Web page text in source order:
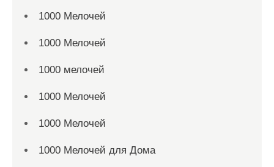
1000 Мелочей
1000 Мелочей
1000 мелочей
1000 Мелочей
1000 Мелочей
1000 Мелочей для Дома